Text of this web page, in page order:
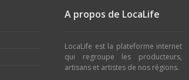
A propos de LocaLife
LocaLife est la plateforme internet
qui regroupe les producteurs,
artisans et artistes de nos régions.